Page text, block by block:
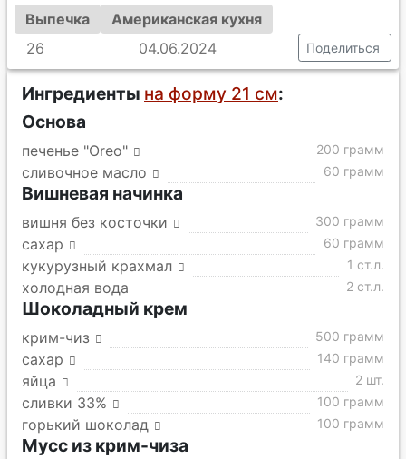
Выпечка
Американская кухня
26
04.06.2024 Поделиться
Ингредиенты на форму 21 см:
Основа
печенье "Oreo" 200 грамм
сливочное масло 60 грамм
Вишневая начинка
вишня без косточки 300 грамм
сахар 60 грамм
кукурузный крахмал 1 ст.л.
холодная вода 2 ст.л.
Шоколадный крем
крим-чиз 500 грамм
сахар 140 грамм
яйца 2 шт.
сливки 33% 100 грамм
горький шоколад 100 грамм
Мусс из крим-чиза